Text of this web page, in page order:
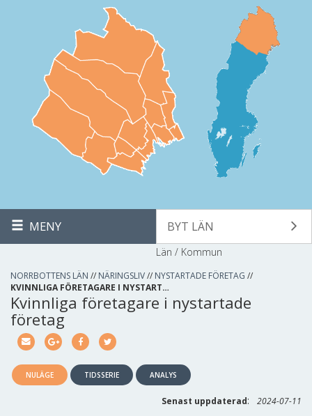
MENY BYT LÄN
Län / Kommun
NORRBOTTENS LÄN // NÄRINGSLIV// NYSTARTADE FÖRETAG //
KVINNLIGA FÖRETAGARE I NYSTART…
Kvinnliga företagare i nystartade
företag
NULÄGE TIDSSERIE ANALYS
Senast uppdaterad: 2024-07-11